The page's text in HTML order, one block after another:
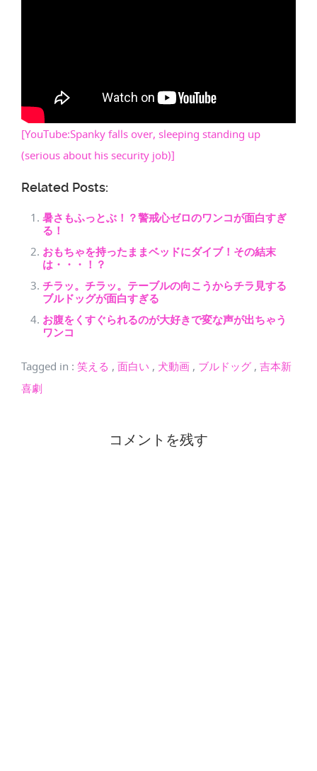
[YouTube:Spanky falls over, sleeping standing up
(serious about his security job)]
Related Posts:
暑さもふっとぶ！？警戒心ゼロのワンコが面白すぎ
る！
おもちゃを持ったままベッドにダイブ！その結末
は・・・！？
チラッ。チラッ。テーブルの向こうからチラ見する
ブルドッグが面白すぎる
お腹をくすぐられるのが大好きで変な声が出ちゃう
ワンコ
Tagged in : 笑える , 面白い , 犬動画 , ブルドッグ , 吉本新
喜劇
コメントを残す